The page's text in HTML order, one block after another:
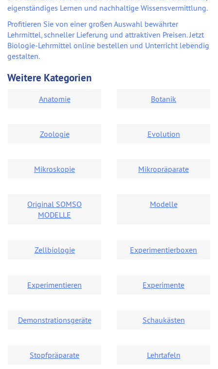
eigenständiges Lernen und nachhaltige Wissensvermittlung.
Profitieren Sie von einer großen Auswahl bewährter
Lehrmittel, schneller Lieferung und attraktiven Preisen. Jetzt
Biologie-Lehrmittel online bestellen und Unterricht lebendig
gestalten.
Weitere Kategorien
Anatomie Botanik
Zoologie Evolution
Mikroskopie Mikropräparate
Original SOMSO
MODELLE
Modelle
Zellbiologie Experimentierboxen
Experimentieren Experimente
Demonstrationsgeräte Schaukästen
Stopfpräparate Lehrtafeln